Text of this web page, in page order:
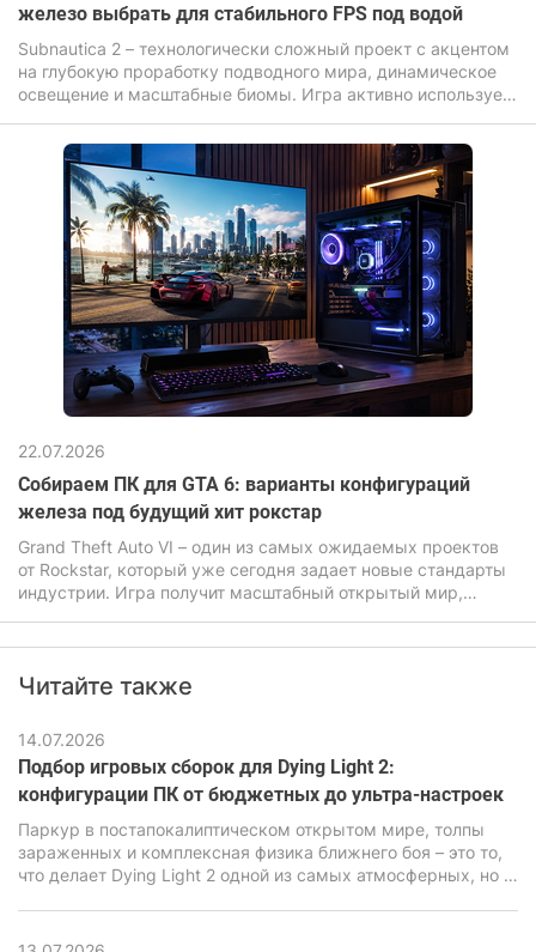
железо выбрать для стабильного FPS под водой
Subnautica 2 – технологически сложный проект с акцентом
на глубокую проработку подводного мира, динамическое
освещение и масштабные биомы. Игра активно использует
сложный шейдеры воды, дальнюю прорисовку и высокую
плотность объектов, что прямо влияет на требования к
железу.
22.07.2026
Собираем ПК для GTA 6: варианты конфигураций
железа под будущий хит рокстар
Grand Theft Auto VI – один из самых ожидаемых проектов
от Rockstar, который уже сегодня задает новые стандарты
индустрии. Игра получит масштабный открытый мир,
которые будут заметно выше чем у предыдущих частей
Читайте также
14.07.2026
Подбор игровых сборок для Dying Light 2:
конфигурации ПК от бюджетных до ультра-настроек
Паркур в постапокалиптическом открытом мире, толпы
зараженных и комплексная физика ближнего боя – это то,
что делает Dying Light 2 одной из самых атмосферных, но в
который за красивую картинку, продвинутую симуляцию и